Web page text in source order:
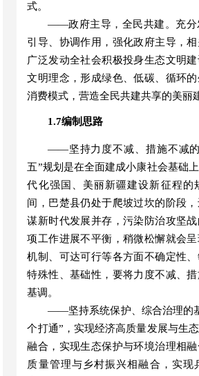
式。
——政府主导，全民共建 。 充
引导、协调作用，强化政府主导，相
广泛发动全社会积极投身生态文明
文明理念，形成绿色、低碳、循环
消费模式，营造全民共建共享的美丽
1.7编制思路
——坚持力度不减、措施不减的
五”规划是在全面建成小康社会基础
代化强国、美丽新疆建设新征程的
间， 巴楚县仍处于爬坡过坎的阶段
谋新时代发展并存，污染防治攻坚
项工作进展不平衡，稍微松懈就会
机制、可达可行等各方面不确定性
特殊性、基础性，要将力度不减、
基调。
——坚持系统保护、综合治理的
个打通” ，实现经济高质量发展与生
融合，实现生态保护与环境治理相
质量管理与乡村振兴相融合，实现